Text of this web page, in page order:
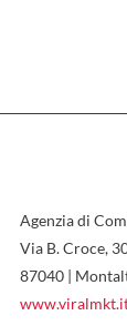
Agenzia di
Via B. Croce,
87040 |